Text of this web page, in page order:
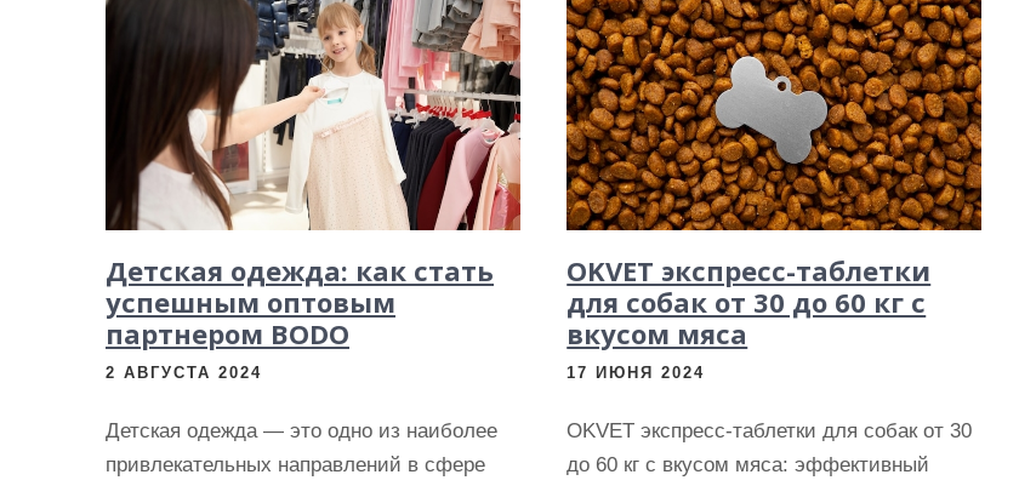
Детская одежда: как стать
успешным оптовым
партнером BODO
2 АВГУСТА 2024
Детская одежда — это одно из наиболее
привлекательных направлений в сфере
OKVET экспресс-таблетки
для собак от 30 до 60 кг с
вкусом мяса
17 ИЮНЯ 2024
OKVET экспресс-таблетки для собак от 30
до 60 кг с вкусом мяса: эффективный